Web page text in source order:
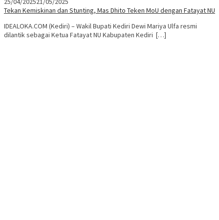
Tekan Kemiskinan dan Stunting, Mas Dhito Teken MoU dengan Fatayat NU
IDEALOKA.COM (Kediri) – Wakil Bupati Kediri Dewi Mariya Ulfa resmi
dilantik sebagai Ketua Fatayat NU Kabupaten Kediri […]